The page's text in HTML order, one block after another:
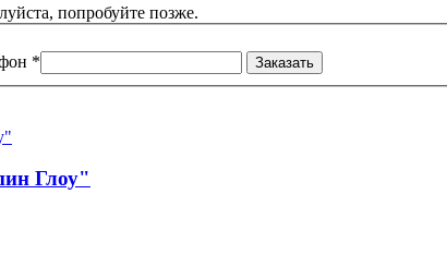
попробуйте позже.
* Заказать
Глоу"